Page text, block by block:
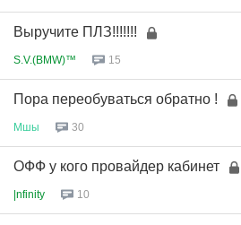
Выручите ПЛЗ!!!!!!!
S.V.(BMW)™ 15
Пора переобуваться обратно !
Мшы 30
ОФФ у кого провайдер кабинет
|nfinity 10